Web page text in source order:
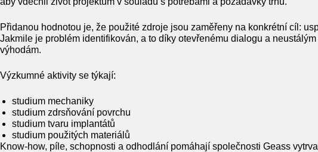
Přidanou hodnotou je, že použité zdroje jsou zaměřeny na konkrétní cíl:
Jakmile je problém identifikován, a to díky otevřenému dialogu a
výhodám.
Výzkumné aktivity se týkají:
studium mechaniky
studium zdrsňování povrchu
studium tvaru implantátů
studium použitých materiálů
Know-how, píle, schopnosti a odhodlání pomáhají společnosti Geass